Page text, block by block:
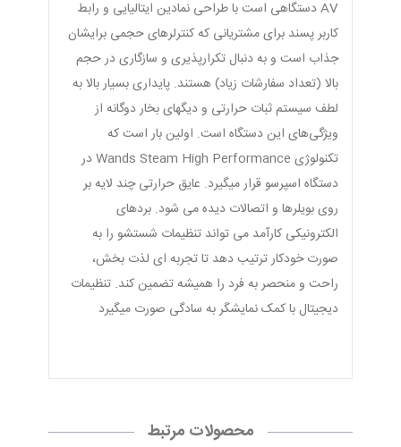
AV دستگاهی است با طراحی نمادین ایتالیایی و رابط
کاربر پسند برای مشتریانی که کنترلرهای حجمی برایشان
جذاب است و به دنبال تکرارپذیری و سازگاری در حجم
بالا (تعداد سفارشات زیاد) هستند. پایداری بسیار بالا به
لطف سیستم ثبات حرارتی و دیگهای بخار دوگانه از
ویژگی‌های این دستگاه است. اولین بار است که
تکنولوژی Wands Steam High Performance در
دستگاه اسپرسو قرار میگیرد. عایق حرارتی چند لایه بر
روی بویلرها و اتصالات دیده می شود. برد‌های
الکترونیکی کارآمد می تواند تنظیمات شستشو را به
صورت خودکار ترتیب دهد تا تجربه ای لذت بخش،
راحت و منحصر به فرد را همیشه تضمین کند. تنظیمات
دیجیتال با کمک نمایشگر به سادگی صورت میگیرد
محصولات مرتبط